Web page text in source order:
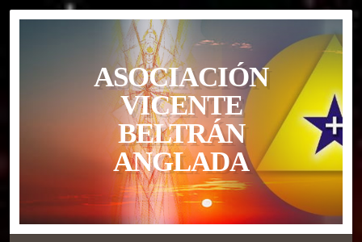
ASOCIACIÓN
VICENTE
BELTRÁN
ANGLADA